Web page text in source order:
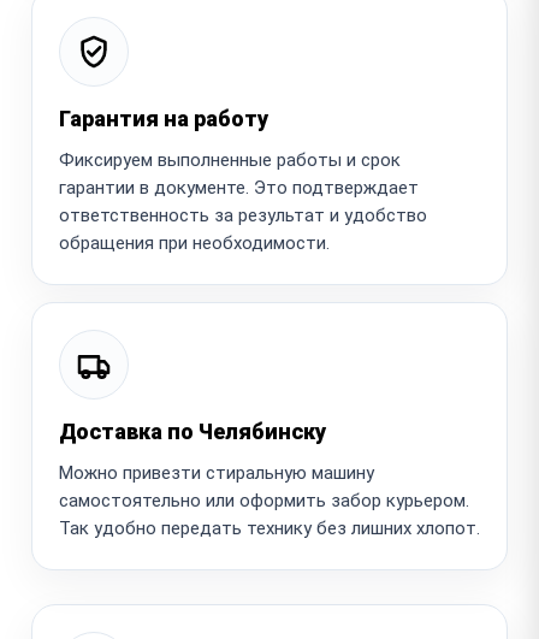
Гарантия на работу
Фиксируем выполненные работы и срок
гарантии в документе. Это подтверждает
ответственность за результат и удобство
обращения при необходимости.
Доставка по Челябинску
Можно привезти стиральную машину
самостоятельно или оформить забор курьером.
Так удобно передать технику без лишних хлопот.